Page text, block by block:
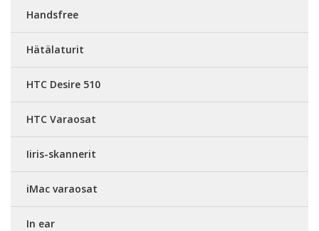
Handsfree
Hätälaturit
HTC Desire 510
HTC Varaosat
Iiris-skannerit
iMac varaosat
In ear